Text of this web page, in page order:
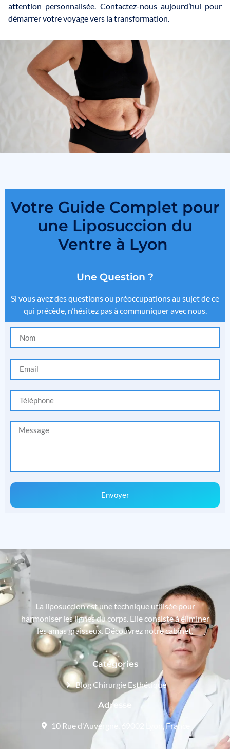
attention personnalisée. Contactez-nous aujourd’hui pour
démarrer votre voyage vers la transformation.
Votre Guide Complet pour
une Liposuccion du
Ventre à Lyon
Une Question ?
Si vous avez des questions ou préoccupations au sujet de ce
qui précède, n’hésitez pas à communiquer avec nous.
Envoyer
La liposuccion est une technique utilisée pour
harmoniser les lignes du corps. Elle consiste à éliminer
les amas graisseux. Découvrez notre cabinet.
Catégories
Blog Chirurgie Esthétique
Adresse
10 Rue d'Auvergne, 69002 Lyon, France